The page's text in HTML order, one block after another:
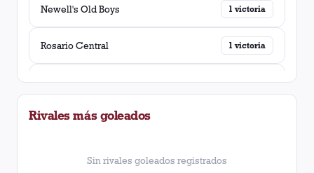
Newell's Old Boys 1 victoria
Rosario Central 1 victoria
Colon (Santa Fé) 1 victoria
Atlético Tucumán
Sol de Mayo (Viedma)
Rivales más goleados
Sin rivales goleados registrados